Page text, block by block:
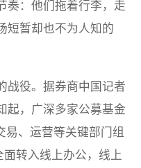
奏：他们拖着行李，走
短暂却也不为人知的
战役。据券商中国记者
起，广深多家公募基金
易、运营等关键部门组
面转入线上办公，线上